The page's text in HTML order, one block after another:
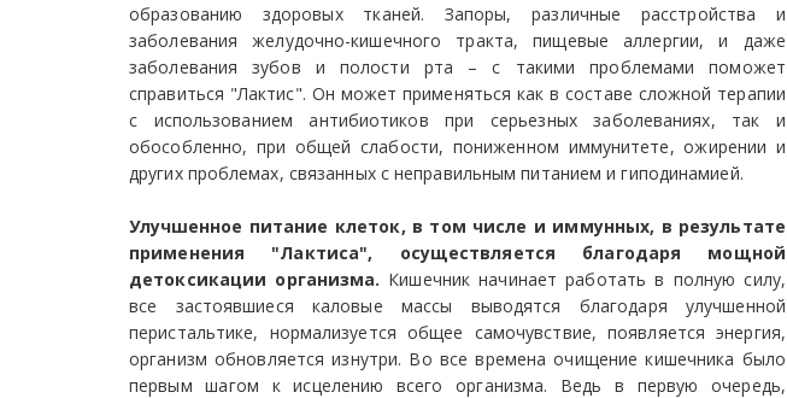
образованию здоровых тканей. Запоры, различные расстройства и
заболевания желудочно-кишечного тракта, пищевые аллергии, и даже
заболевания зубов и полости рта – с такими проблемами поможет
справиться "Лактис". Он может применяться как в составе сложной терапии
с использованием антибиотиков при серьезных заболеваниях, так и
обособленно, при общей слабости, пониженном иммунитете, ожирении и
других проблемах, связанных с неправильным питанием и гиподинамией.
Улучшенное питание клеток, в том числе и иммунных, в результате
применения "Лактиса", осуществляется благодаря мощной
детоксикации организма. Кишечник начинает работать в полную силу,
все застоявшиеся каловые массы выводятся благодаря улучшенной
перистальтике, нормализуется общее самочувствие, появляется энергия,
организм обновляется изнутри. Во все времена очищение кишечника было
первым шагом к исцелению всего организма. Ведь в первую очередь,